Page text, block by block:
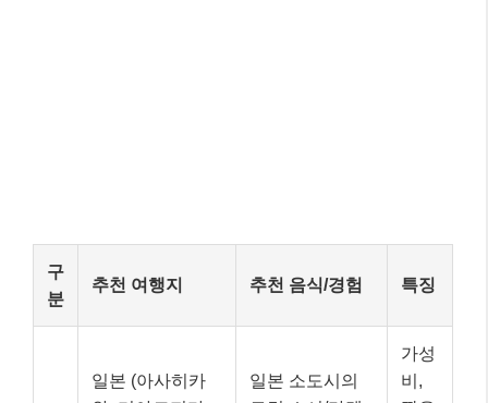
구
분
추천 여행지 추천 음식/경험 특징
일본 (아사히카
일본 소도시의
가성
비,